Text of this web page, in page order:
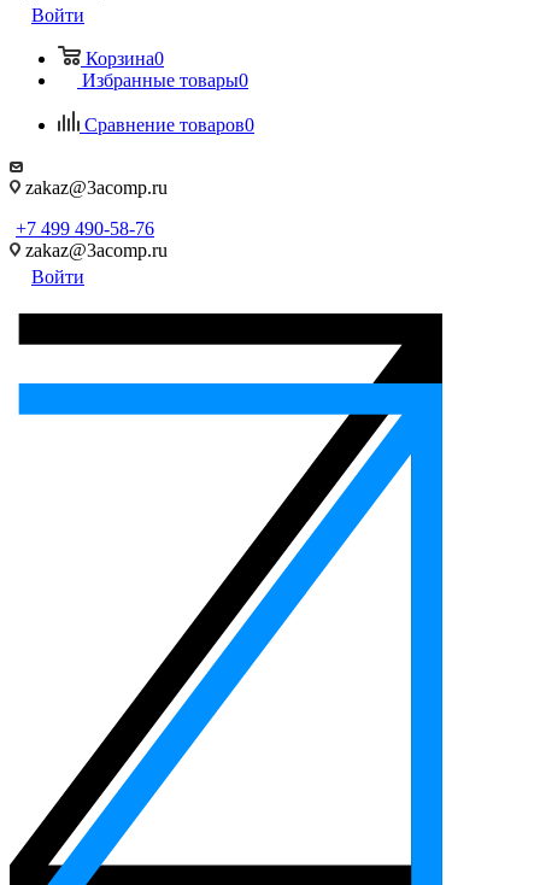
Войти
Корзина0
Избранные товары0
Сравнение товаров0
zakaz@3acomp.ru
+7 499 490-58-76
zakaz@3acomp.ru
Войти